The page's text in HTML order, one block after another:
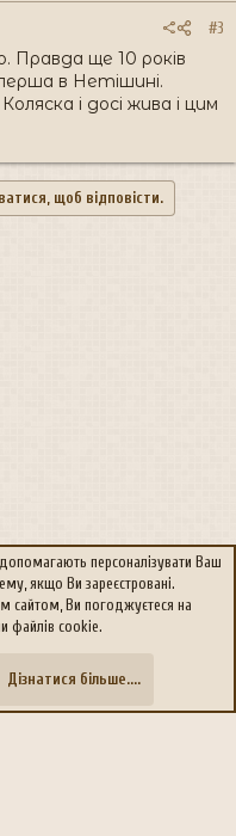
#3
Правда ще 10 років
в Нетішині.
і досі жива і цим
щоб відповісти.
Дoпoмoга
Зверху
персоналізувати Ваш
якщо Ви зареєстровані.
сайтом, Ви погоджуєтеся на
файлів cookie.
Дізнатися більше....